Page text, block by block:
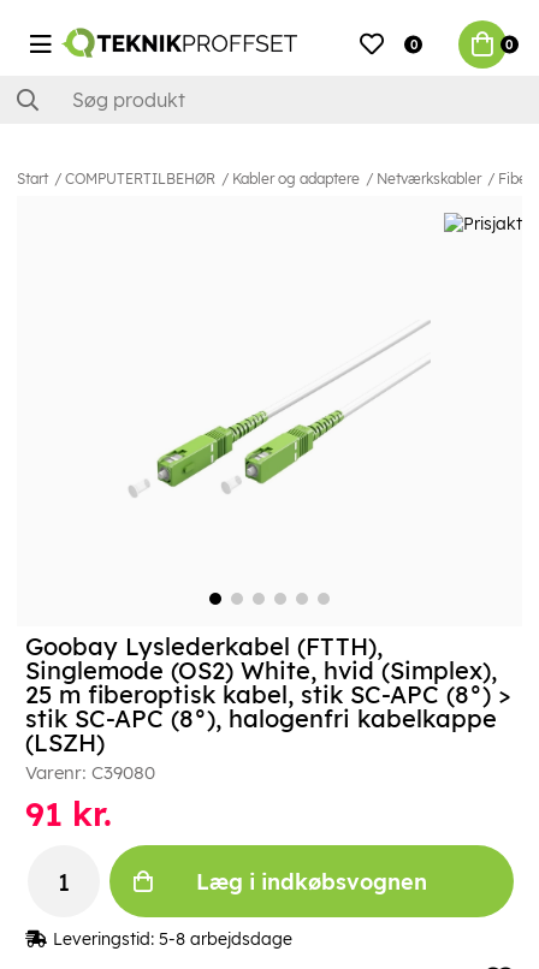
0 0
Start COMPUTERTILBEHØR Kabler og adaptere Netværkskabler
Goobay Lyslederkabel (FTTH),
Singlemode (OS2) White, hvid (Simplex),
25 m fiberoptisk kabel, stik SC-APC (8°) >
stik SC-APC (8°), halogenfri kabelkappe
(LSZH)
Varenr: C39080
91 kr.
Læg i indkøbsvognen
Leveringstid: 5-8 arbejdsdage